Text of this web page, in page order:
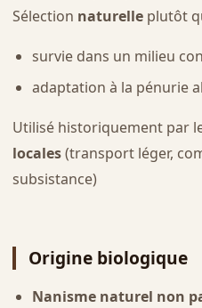
Sélection naturelleplutôt
survie dans un milieu
adaptation à la pénurie
Utilisé historiquement par
locales(transport léger,
subsistance)
Origine biologique
Nanisme naturel non